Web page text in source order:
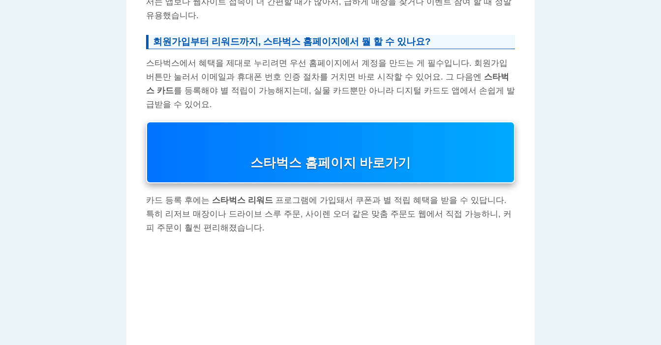
유용했습니다.
회원가입부터 리워드까지, 스타벅스 홈페이지에서 뭘 할 수 있나요?
스타벅스에서 혜택을 제대로 누리려면 우선 홈페이지에서 계정을 만드는 게 필수입니다. 회원가입
버튼만 눌러서 이메일과 휴대폰 번호 인증 절차를 거치면 바로 시작할 수 있어요. 그 다음엔 스타벅
스 카드를 등록해야 별 적립이 가능해지는데, 실물 카드뿐만 아니라 디지털 카드도 앱에서 손쉽게 발
급받을 수 있어요.
스타벅스 홈페이지 바로가기
카드 등록 후에는 스타벅스 리워드 프로그램에 가입돼서 쿠폰과 별 적립 혜택을 받을 수 있답니다.
특히 리저브 매장이나 드라이브 스루 주문, 사이렌 오더 같은 맞춤 주문도 웹에서 직접 가능하니, 커
피 주문이 훨씬 편리해졌습니다.